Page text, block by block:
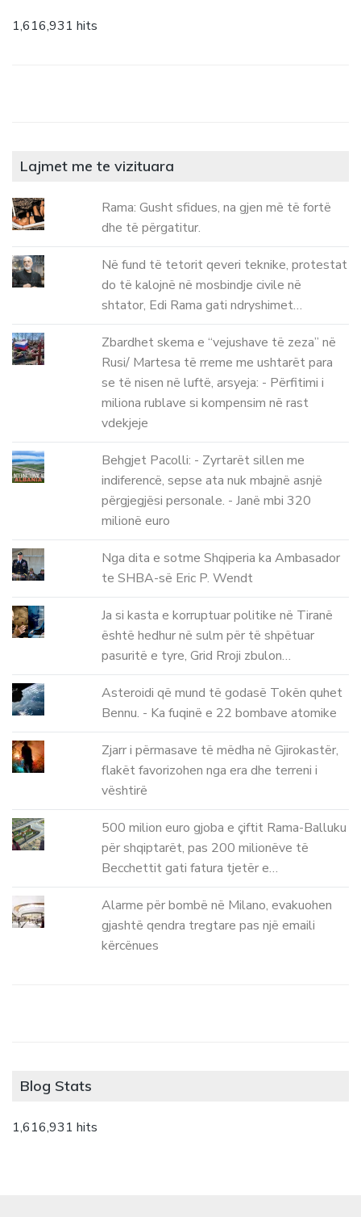
1,616,931 hits
Lajmet me te vizituara
Rama: Gusht sfidues, na gjen më të fortë
dhe të përgatitur.
Në fund të tetorit qeveri teknike, protestat
do të kalojnë në mosbindje civile në
shtator, Edi Rama gati ndryshimet…
Zbardhet skema e “vejushave të zeza” në
Rusi/ Martesa të rreme me ushtarët para
se të nisen në luftë, arsyeja: - Përfitimi i
miliona rublave si kompensim në rast
vdekjeje
Behgjet Pacolli: - Zyrtarët sillen me
indiferencë, sepse ata nuk mbajnë asnjë
përgjegjësi personale. - Janë mbi 320
milionë euro
Nga dita e sotme Shqiperia ka Ambasador
te SHBA-së Eric P. Wendt
Ja si kasta e korruptuar politike në Tiranë
është hedhur në sulm për të shpëtuar
pasuritë e tyre, Grid Rroji zbulon…
Asteroidi që mund të godasë Tokën quhet
Bennu. - Ka fuqinë e 22 bombave atomike
Zjarr i përmasave të mëdha në Gjirokastër,
flakët favorizohen nga era dhe terreni i
vështirë
500 milion euro gjoba e çiftit Rama-Balluku
për shqiptarët, pas 200 milionëve të
Becchettit gati fatura tjetër e…
Alarme për bombë në Milano, evakuohen
gjashtë qendra tregtare pas një emaili
kërcënues
Blog Stats
1,616,931 hits